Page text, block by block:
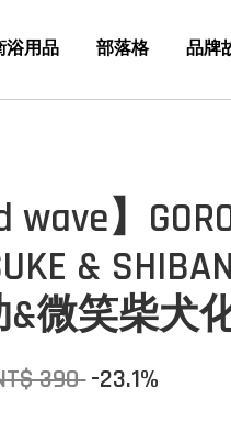
浴用品 部落格 品牌
】
&
微笑柴犬
390-23.1%